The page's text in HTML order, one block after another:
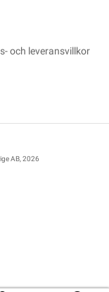
och leveransvillkor
AB, 2026